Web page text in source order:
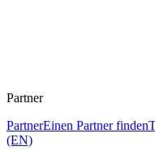
Partner
PartnerEinen Partner finden
(EN)